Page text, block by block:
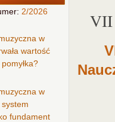
2/2026
w
wartość
w
system
fundament
VII